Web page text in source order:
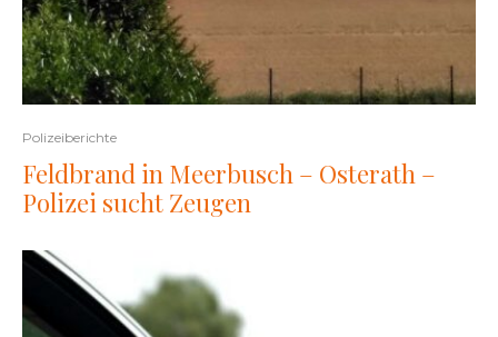
Polizeiberichte
Feldbrand in Meerbusch – Osterath –
Polizei sucht Zeugen